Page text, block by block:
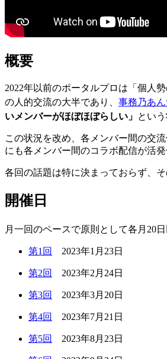
概要
2022年以前のポータルプロは「個人
の人的交流の大半であり、 事務乃あ
いメンバーがほぼほぼらしい」 とい
この状況を改め、各メンバー間の交
にも各メンバー間のコラボ配信が活
各回の話題は特に決まっておらず、
開催日
月一回のペースで原則として各月20
第1回 2023年1月23日
第2回 2023年2月24日
第3回 2023年3月20日
第4回 2023年7月21日
第5回 2023年8月23日